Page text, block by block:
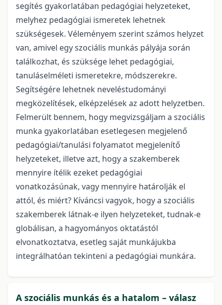
segítés gyakorlatában pedagógiai helyzeteket,
melyhez pedagógiai ismeretek lehetnek
szükségesek. Véleményem szerint számos helyzet
van, amivel egy szociális munkás pályája során
találkozhat, és szüksége lehet pedagógiai,
tanuláselméleti ismeretekre, módszerekre.
Segítségére lehetnek neveléstudományi
megközelítések, elképzelések az adott helyzetben.
Felmerült bennem, hogy megvizsgáljam a szociális
munka gyakorlatában esetlegesen megjelenő
pedagógiai/tanulási folyamatot megjelenítő
helyzeteket, illetve azt, hogy a szakemberek
mennyire ítélik ezeket pedagógiai
vonatkozásúnak, vagy mennyire határolják el
attól, és miért? Kíváncsi vagyok, hogy a szociális
szakemberek látnak-e ilyen helyzeteket, tudnak-e
globálisan, a hagyományos oktatástól
elvonatkoztatva, esetleg saját munkájukba
integrálhatóan tekinteni a pedagógiai munkára.
A szociális munkás és a hatalom – válasz